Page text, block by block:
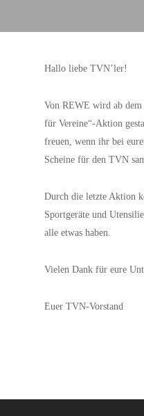
Hallo liebe TVN’ler!
Von REWE wird ab dem
für Vereine“-Aktion
freuen, wenn ihr bei
Scheine für den TVN
Durch die letzte Aktion
Sportgeräte und
alle etwas haben.
Vielen Dank für eure
Euer TVN-Vorstand